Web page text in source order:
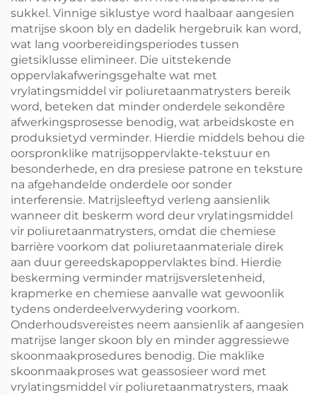
sukkel. Vinnige siklustye word haalbaar aangesien
matrijse skoon bly en dadelik hergebruik kan word,
wat lang voorbereidingsperiodes tussen
gietsiklusse elimineer. Die uitstekende
oppervlakafweringsgehalte wat met
vrylatingsmiddel vir poliuretaanmatrysters bereik
word, beteken dat minder onderdele sekondêre
afwerkingsprosesse benodig, wat arbeidskoste en
produksietyd verminder. Hierdie middels behou die
oorspronklike matrijsoppervlakte-tekstuur en
besonderhede, en dra presiese patrone en teksture
na afgehandelde onderdele oor sonder
interferensie. Matrijsleeftyd verleng aansienlik
wanneer dit beskerm word deur vrylatingsmiddel
vir poliuretaanmatrysters, omdat die chemiese
barrière voorkom dat poliuretaanmateriale direk
aan duur gereedskapoppervlaktes bind. Hierdie
beskerming verminder matrijsversletenheid,
krapmerke en chemiese aanvalle wat gewoonlik
tydens onderdeelverwydering voorkom.
Onderhoudsvereistes neem aansienlik af aangesien
matrijse langer skoon bly en minder aggressiewe
skoonmaakprosedures benodig. Die maklike
skoonmaakproses wat geassosieer word met
vrylatingsmiddel vir poliuretaanmatrysters, maak